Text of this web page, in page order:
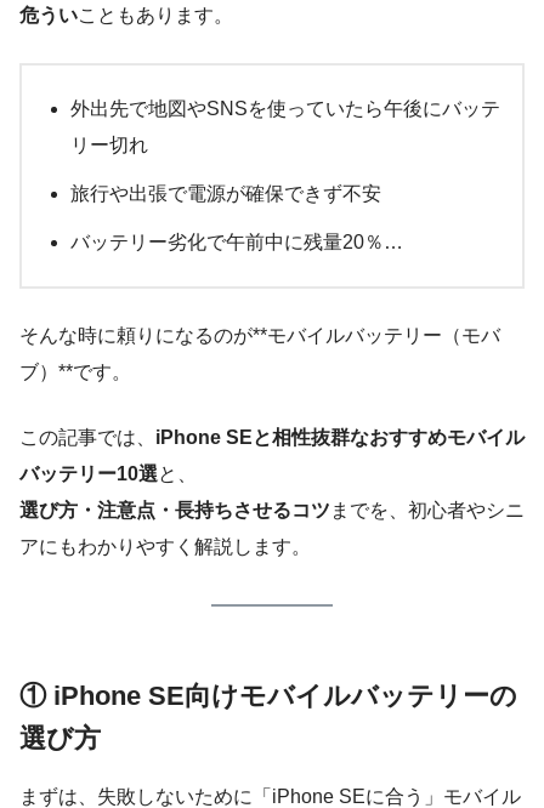
危ういこともあります。
外出先で地図やSNSを使っていたら午後にバッテ
リー切れ
旅行や出張で電源が確保できず不安
バッテリー劣化で午前中に残量20％…
そんな時に頼りになるのが**モバイルバッテリー（モバ
ブ）**です。
この記事では、 iPhone SEと相性抜群なおすすめモバイル
バッテリー10選と、
選び方・注意点・長持ちさせるコツ までを、初心者やシニ
アにもわかりやすく解説します。
① iPhone SE向けモバイルバッテリーの
選び方
まずは、失敗しないために「iPhone SEに合う」モバイル